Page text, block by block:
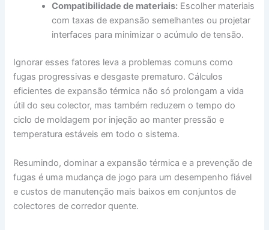
Compatibilidade de materiais: Escolher materiais
com taxas de expansão semelhantes ou projetar
interfaces para minimizar o acúmulo de tensão.
Ignorar esses fatores leva a problemas comuns como
fugas progressivas e desgaste prematuro. Cálculos
eficientes de expansão térmica não só prolongam a vida
útil do seu colector, mas também reduzem o tempo do
ciclo de moldagem por injeção ao manter pressão e
temperatura estáveis em todo o sistema.
Resumindo, dominar a expansão térmica e a prevenção de
fugas é uma mudança de jogo para um desempenho fiável
e custos de manutenção mais baixos em conjuntos de
colectores de corredor quente.